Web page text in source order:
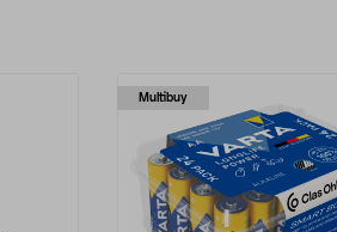
Multibuy